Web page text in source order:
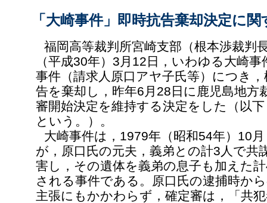
「大崎事件」即時抗告棄却決定に
福岡高等裁判所宮崎支部（根本渉裁判
（平成30年）3月12日，いわゆる大崎
事件（請求人原口アヤ子氏等）につき
告を棄却し，昨年6月28日に鹿児島地方
審開始決定を維持する決定をした（以
という。）。
大崎事件は，1979年（昭和54年）10
が，原口氏の元夫，義弟との計3人で共
害し，その遺体を義弟の息子も加えた
される事件である。原口氏の逮捕時か
主張にもかかわらず，確定審は，「共